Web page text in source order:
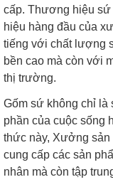
cấp. Thương hiệu
hiệu hàng đầu của
tiếng với chất lượng
bền cao mà còn với
thị trường.
Gốm sứ không chỉ là
phần của cuộc sống
thức này, Xưởng sản
cung cấp các sản
nhân mà còn tập